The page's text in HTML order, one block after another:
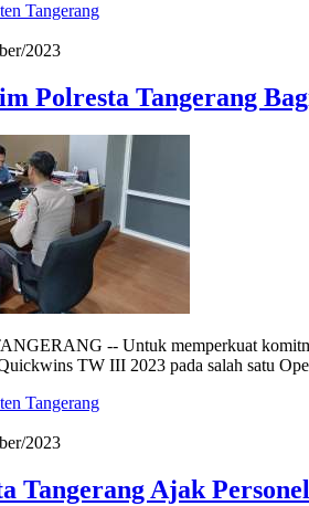
Tangerang
2023
Polresta Tangerang
-- Untuk memperkuat
TW III 2023 pada salah satu
Tangerang
2023
Tangerang Ajak